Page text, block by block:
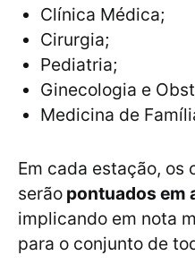
Clínica Médica;
Cirurgia;
Pediatria;
Ginecologia e
Medicina de
Em cada estação, os
serão pontuados em
implicando em nota
para o conjunto de